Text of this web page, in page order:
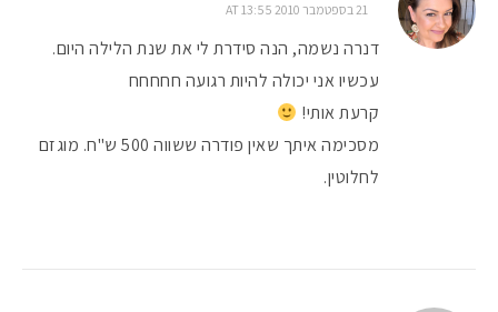
21 בספטמבר 2010 AT 13:55
דנרה נשמה, הנה סידרת לי את שנת הלילה היום.
עכשיו אני יכולה להיות רגועה חחחחח
קרעת אותי!
מסכימה איתך שאין פודרה ששווה 500 ש"ח. מוגזם
לחלוטין.